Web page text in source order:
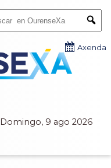
Domingo, 9 ago 2026
Axenda